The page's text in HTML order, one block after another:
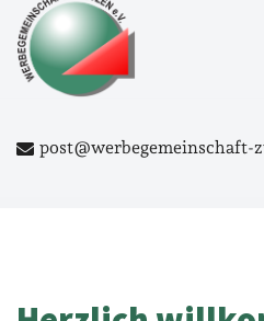
post@werbegemeinschaft-